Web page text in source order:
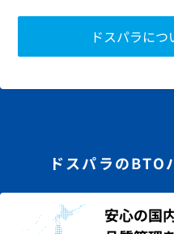
ドスパラにつ
ドスパラのBTO
安心の国